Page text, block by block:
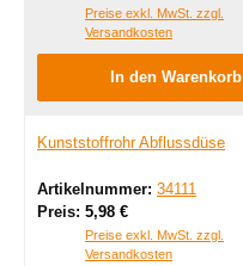
Preise exkl. MwSt. zzgl.
Versandkosten
In den Warenkorb
Kunststoffrohr Abflussdüse
Artikelnummer: 34111
Preis: Regulärer Preis:
5,98 €
Preise exkl. MwSt. zzgl.
Versandkosten